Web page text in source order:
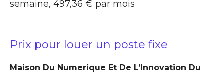
semaine, 497,36 € par mois
Prix pour louer un poste fixe
Maison Du Numerique Et De L’Innovation Du